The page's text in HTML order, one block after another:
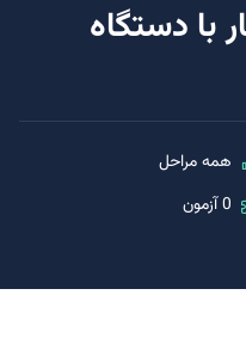
با دستگاه
همه مراحل
0 آزمون